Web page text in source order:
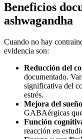
Beneficios
ashwagandha
Cuando no hay
evidencia son:
Reducción del
documentado.
significativa del
estrés.
Mejora del
GABAérgicas
Función
reacción en